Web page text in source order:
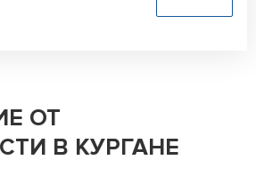
ОТ
В КУРГАНЕ